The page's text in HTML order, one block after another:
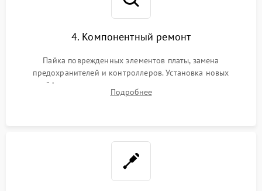
4. Компонентный ремонт
Пайка поврежденных элементов платы, замена
предохранителей и контроллеров. Установка новых
шлейфов, дисплея, механизма затвора или двигателя
автофокуса. Восстановление геометрии тубуса объектива
Подробнее